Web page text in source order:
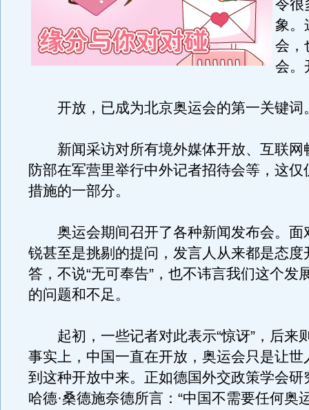
令很
象。
会，
会。
开放，已成为北京奥运会的第一关键词
新闻采访对所有境外媒体开放、互联网
防部在军营里举行中外记者招待会等，这仅
措施的一部分。
奥运会期间召开了各种新闻发布会。面
锐甚至是挑剔的提问，发言人从来都是态度
答，不说“无可奉告”，也不讳言我们这个发
的问题和不足。
起初，一些记者对此表示“惊讶”，后来
事实上，中国一直在开放，奥运会只是让世
到这种开放中来。正如德国外交政策学会研
哈德·桑德施奈德所言：“中国不需要任何奥